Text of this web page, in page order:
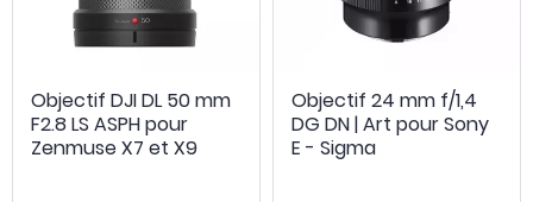
Objectif DJI DL 50 mm
F2.8 LS ASPH pour
Zenmuse X7 et X9
Objectif 24 mm f/1,4
DG DN | Art pour Sony
E - Sigma